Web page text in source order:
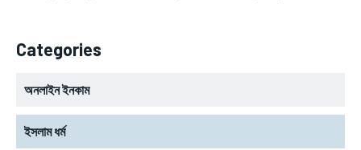
Categories
অনলাইন ইনকাম
ইসলাম ধর্ম